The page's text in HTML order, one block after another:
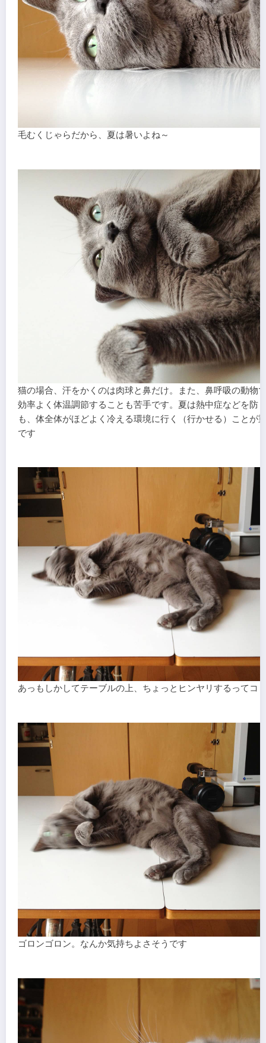
毛むくじゃらだから、夏は暑いよね～
猫の場合、汗をかくのは肉球と鼻だけ。また、鼻呼吸の動物
効率よく体温調節することも苦手です。夏は熱中症などを防
も、体全体がほどよく冷える環境に行く（行かせる）ことが
です
あっもしかしてテーブルの上、ちょっとヒンヤリするってコ
ゴロンゴロン。なんか気持ちよさそうです